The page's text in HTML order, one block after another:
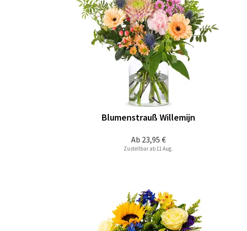
Ab 23,95 €
Blumenstrauß Willemijn
Zustellbar ab 11 Aug.